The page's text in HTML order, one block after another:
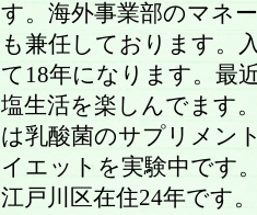
す。海外事業部のマネ
も兼任しております。
て18年になります。最
塩生活を楽しんでます
は乳酸菌のサプリメン
イエットを実験中です
江戸川区在住24年です